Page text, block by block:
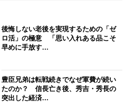
後悔しない老後を実現するための「ゼ
ロ活」の極意 「思い入れある品こそ
早めに手放す…
豊臣兄弟は転戦続きでなぜ軍費が続い
たのか？ 信長亡き後、秀吉・秀長の
突出した経済…